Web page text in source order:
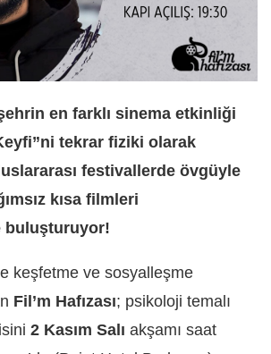
şehrin en farklı sinema etkinliği
tekrar fiziki olarak
festivallerde övgüyle
kısa filmleri
buluşturuyor!
keşfetme ve sosyalleşme
Fil’m Hafızası; psikoloji temalı
2 Kasım Salı akşamı saat